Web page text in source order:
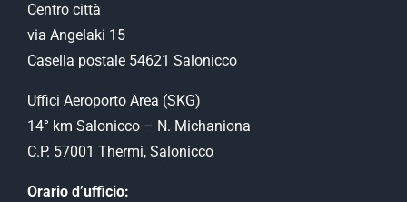
Centro città
via Angelaki 15
Casella postale 54621 Salonicco
Uffici Aeroporto Αrea (SKG)
14° km Salonicco – N. Michaniona
C.P. 57001 Thermi, Salonicco
Orario d’ufficio: